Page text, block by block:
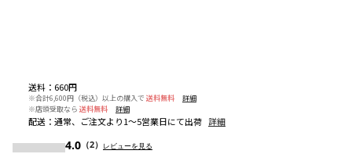
送料 ： 660円
※合計6,600円（税込）以上の購入で 送料無料
詳細
※店頭受取なら 送料無料 詳細
配送 ： 通常、ご注文より1～5営業日にて出荷 詳細
4.0 （2） レビューを見る